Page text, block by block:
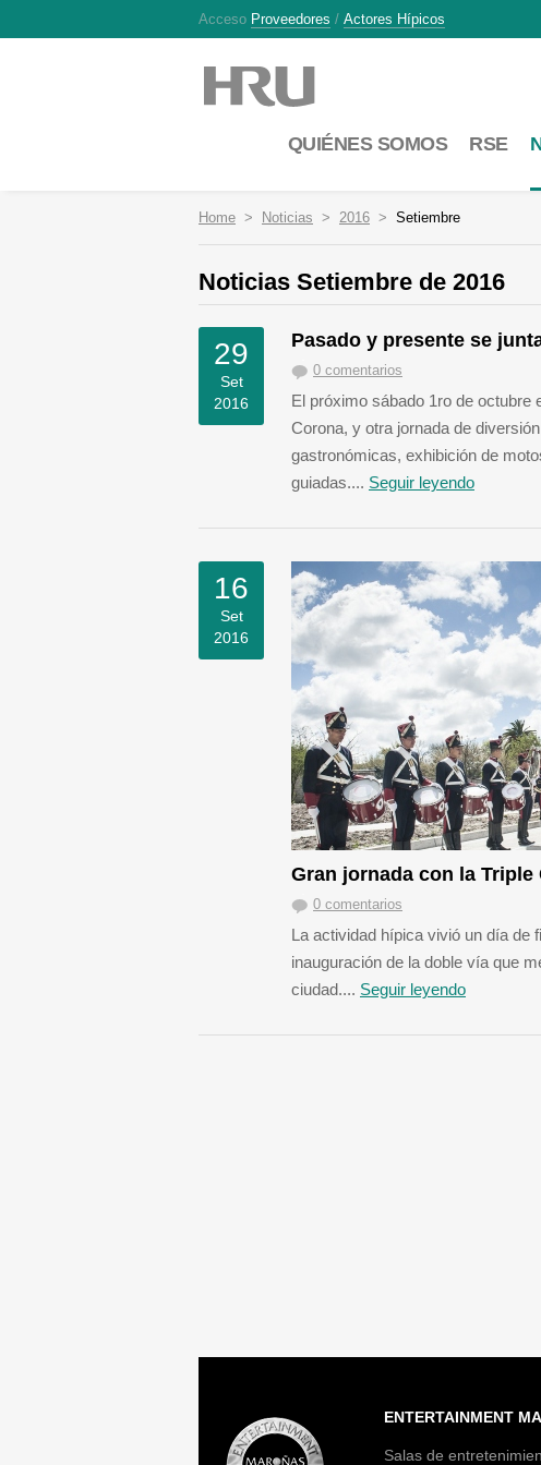
Acceso Proveedores / Actores Hípicos
QUIÉNES SOMOS RSE
Home Noticias 2016 Setiembre
Noticias Setiembre de 2016
29
Set
2016
Pasado y presente se
0 comentarios
El próximo sábado 1ro de octubre
Corona, y otra jornada de
gastronómicas, exhibición de
guiadas.... Seguir leyendo
16
Set
2016
Gran jornada con la Triple
0 comentarios
La actividad hípica vivió un día de
inauguración de la doble vía que
ciudad.... Seguir leyendo
ENTERTAINMENT
Salas de